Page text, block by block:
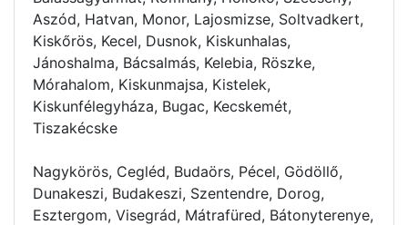
Aszód, Hatvan, Monor, Lajosmizse, Soltvadkert,
Kiskőrös, Kecel, Dusnok, Kiskunhalas,
Jánoshalma, Bácsalmás, Kelebia, Röszke,
Mórahalom, Kiskunmajsa, Kistelek,
Kiskunfélegyháza, Bugac, Kecskemét,
Tiszakécske
Nagykörös, Cegléd, Budaörs, Pécel, Gödöllő,
Dunakeszi, Budakeszi, Szentendre, Dorog,
Esztergom, Visegrád, Mátrafüred, Bátonyterenye,